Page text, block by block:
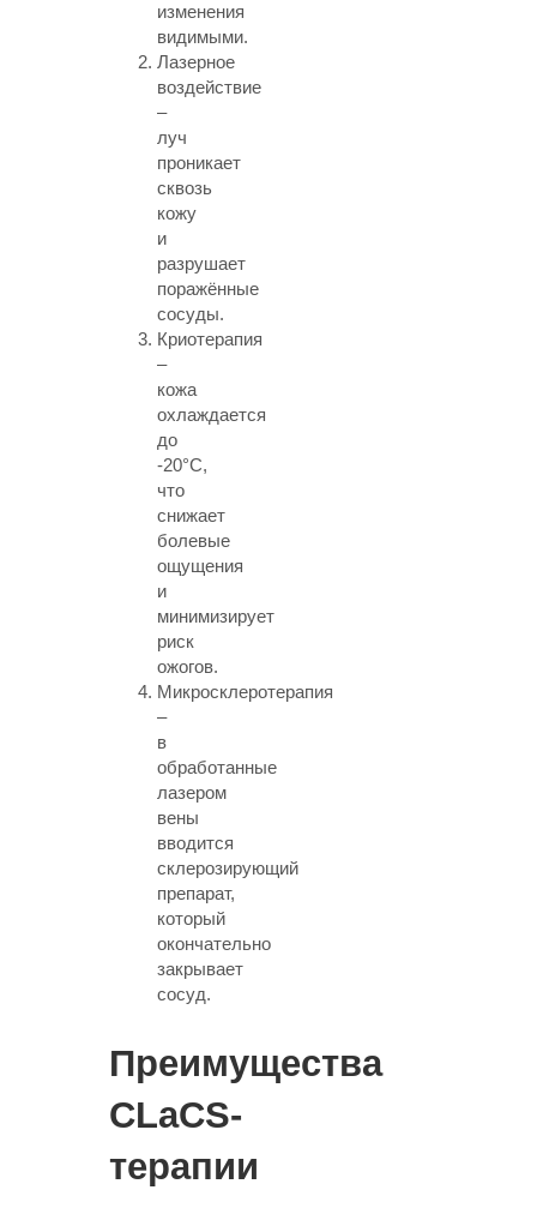
изменения
видимыми.
Лазерное
воздействие
–
луч
проникает
сквозь
кожу
и
разрушает
поражённые
сосуды.
Криотерапия
–
кожа
охлаждается
до
-20°C,
что
снижает
болевые
ощущения
и
минимизирует
риск
ожогов.
Микросклеротерапия
–
в
обработанные
лазером
вены
вводится
склерозирующий
препарат,
который
окончательно
закрывает
сосуд.
Преимущества
CLaCS-
терапии